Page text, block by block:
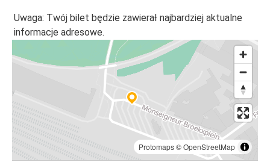
Uwaga: Twój bilet będzie zawierał najbardziej aktualne
informacje adresowe.
Protomaps©OpenStreetMap